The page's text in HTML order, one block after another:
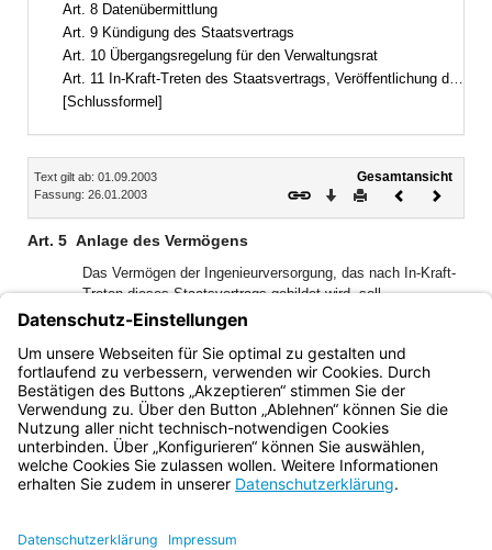
Art. 8 Datenübermittlung
Art. 9 Kündigung des Staatsvertrags
Art. 10 Übergangsregelung für den Verwaltungsrat
Art. 11 In-Kraft-Treten des Staatsvertrags, Veröffentlichung der anwendbaren Vorschriften
[Schlussformel]
Inhalt
Text gilt ab: 01.09.2003
Fassung: 26.01.2003
Gesamtansicht
Download
DruckenVorheriges
Art. 5 Anlage des Vermögens
Das Vermögen der Ingenieurversorgung, das nach In-Kraft-
Treten dieses Staatsvertrags gebildet wird, soll
entsprechend dem Anteil des Beitragsaufkommens der
Mitglieder aus dem Freistaat Thüringen am
Gesamtbeitragsaufkommen der Ingenieurversorgung im
Freistaat Thüringen angelegt werden.
Bayern.de
BayernPortal
Impressum